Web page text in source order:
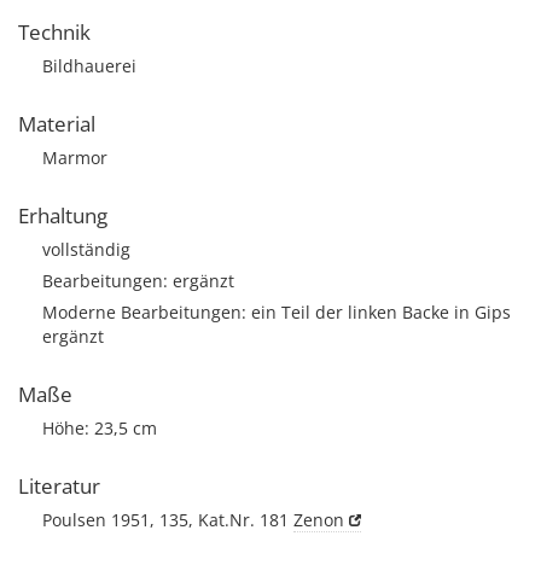
Technik
Bildhauerei
Material
Marmor
Erhaltung
vollständig
Bearbeitungen: ergänzt
Moderne Bearbeitungen: ein Teil der linken Backe in Gips
ergänzt
Maße
Höhe: 23,5 cm
Literatur
Poulsen 1951, 135, Kat.Nr. 181 Zenon